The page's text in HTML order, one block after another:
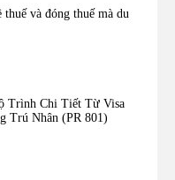
và đóng thuế mà du
Trình Chi Tiết Từ Visa
Trú Nhân (PR 801)